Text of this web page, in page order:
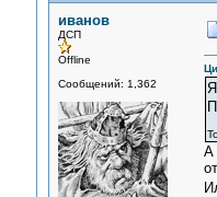
иванов
ДСП
Offline
Сообщений: 1,362
А